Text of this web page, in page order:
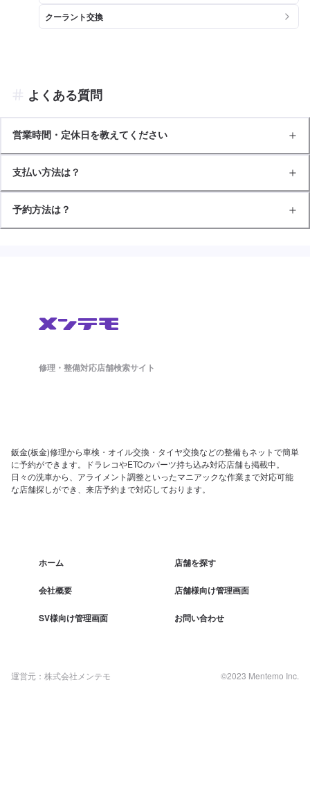
クーラント交換
よくある質問
営業時間・定休日を教えてください
支払い方法は？
予約方法は？
修理・整備対応店舗検索サイト
鈑金(板金)修理から車検・オイル交換・タイヤ交換などの整備もネットで簡単
に予約ができます。ドラレコやETCのパーツ持ち込み対応店舗も掲載中。
日々の洗車から、アライメント調整といったマニアックな作業まで対応可能
な店舗探しができ、来店予約まで対応しております。
ホーム 店舗を探す
会社概要 店舗様向け管理画面
SV様向け管理画面 お問い合わせ
運営元：株式会社メンテモ ©2023 Mentemo Inc.